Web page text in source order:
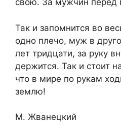
свою. За мужчин перед
Так и запомнится во
одно плечо, муж в
лет тридцати, за руку
держится. Так и стоит
что в мире по рукам
землю!
М. Жванецкий